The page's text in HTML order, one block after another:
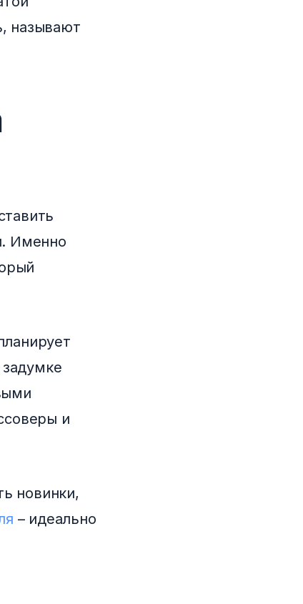
называют
Именно
и
новинки,
– идеально